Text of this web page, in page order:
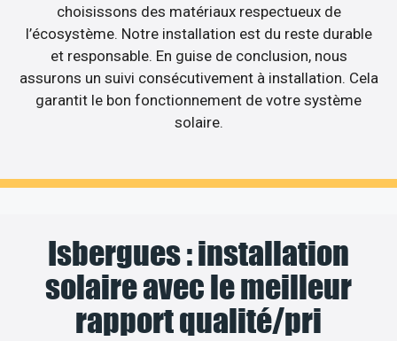
choisissons des matériaux respectueux de
l’écosystème. Notre installation est du reste durable
et responsable. En guise de conclusion, nous
assurons un suivi consécutivement à installation. Cela
garantit le bon fonctionnement de votre système
solaire.
Isbergues : installation
solaire avec le meilleur
rapport qualité/pri